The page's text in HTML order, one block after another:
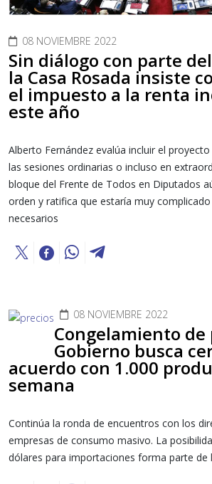
08 NOVIEMBRE 2022
Sin diálogo con parte
la Casa Rosada insiste
el impuesto a la renta
este año
Alberto Fernández evalúa incluir el
las sesiones ordinarias o incluso en
bloque del Frente de Todos en Diputados
orden y ratifica que estaría muy
necesarios
08 NOVIEMBRE 2022
Congelamiento de
Gobierno busca
acuerdo con 1.000
semana
Continúa la ronda de encuentros con los
empresas de consumo masivo. La
dólares para importaciones forma parte de